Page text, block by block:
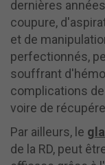
dernières
coupure,
et de
perfectionnés,
souffrant
complications
voire de
Par ailleurs, le
de la RD, peut